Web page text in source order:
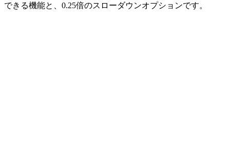
できる機能と、0.25倍のスローダウンオプションです。